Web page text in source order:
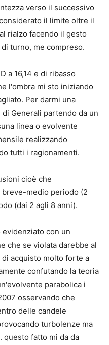
verso il successivo
il limite oltre il
rialzo facendo il gesto
turno, me compreso.
a 16,14 e di ribasso
l'ombra mi sto iniziando
Per darmi una
Generali partendo da un
linea o evolvente
realizzando
tutti i ragionamenti.
cioè che
medio periodo (2
(dai 2 agli 8 anni).
con un
che se violata darebbe al
acquisto molto forte a
confutando la teoria
parabolica i
osservando che
delle candele
turbolenze ma
fatto mi da da